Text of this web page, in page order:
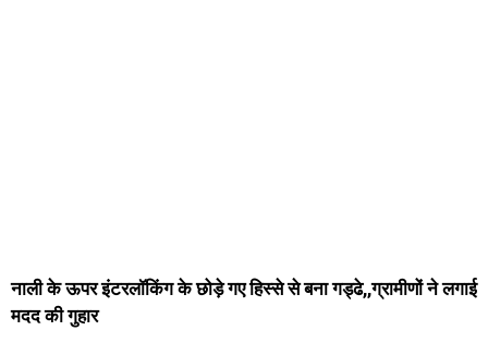
नाली के ऊपर इंटरलॉकिंग के छोड़े गए हिस्से से बना गड्ढे,,ग्रामीणों ने लगाई
मदद की गुहार